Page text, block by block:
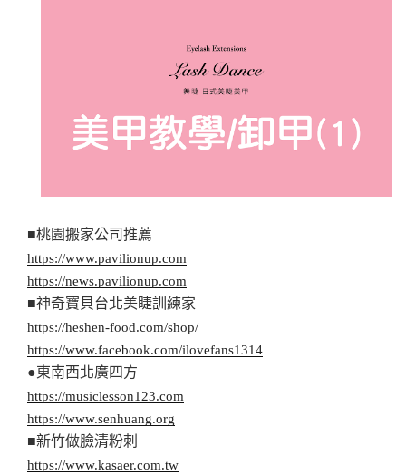
■桃園搬家公司推薦
https://www.pavilionup.com
https://news.pavilionup.com
■神奇寶貝台北美睫訓練家
https://heshen-food.com/shop/
https://www.facebook.com/ilovefans1314
●東南西北廣四方
https://musiclesson123.com
https://www.senhuang.org
■新竹做臉清粉刺
https://www.kasaer.com.tw